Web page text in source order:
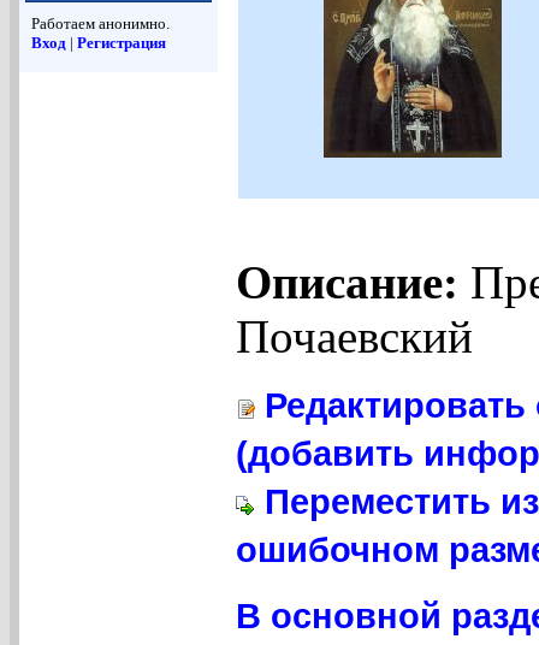
Работаем анонимно.
Вход | Регистрация
Описание:
Почаевский
(добавить
Переместить
ошибочном
В основной